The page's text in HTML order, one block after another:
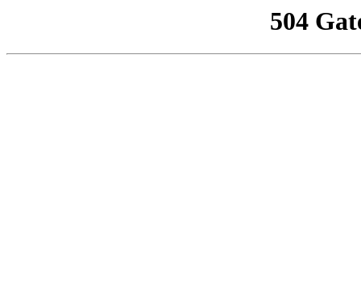
504